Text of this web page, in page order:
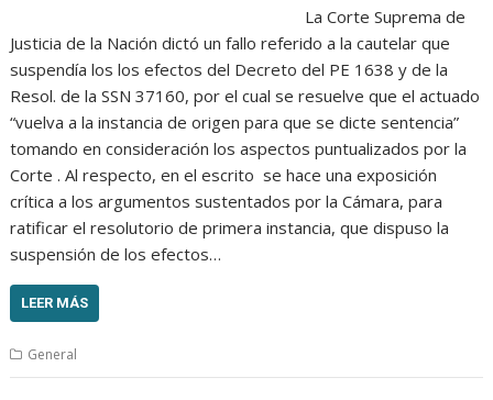
La Corte Suprema de
Justicia de la Nación dictó un fallo referido a la cautelar que
suspendía los los efectos del Decreto del PE 1638 y de la
Resol. de la SSN 37160, por el cual se resuelve que el actuado
“vuelva a la instancia de origen para que se dicte sentencia”
tomando en consideración los aspectos puntualizados por la
Corte . Al respecto, en el escrito se hace una exposición
crítica a los argumentos sustentados por la Cámara, para
ratificar el resolutorio de primera instancia, que dispuso la
suspensión de los efectos…
LEER MÁS
General